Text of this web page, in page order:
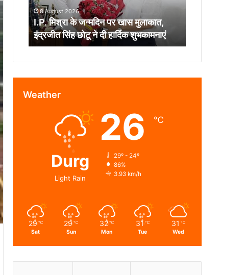
मुलाकात,
इंद्रजीत
सिंह
छोटू
ने
शुभकामनाएं
8 August 2026
I.P. मिश्रा के जन्मदिन पर खास मुलाकात,
इंद्रजीत सिंह छोटू ने दी हार्दिक शुभकामनाएं
Weather
Durg
Light Rain
26 ℃
29º - 24º
86%
3.93 km/h
29 ℃
Sat
29 ℃
Sun
32 ℃
Mon
31 ℃
Tue
31 ℃
Wed